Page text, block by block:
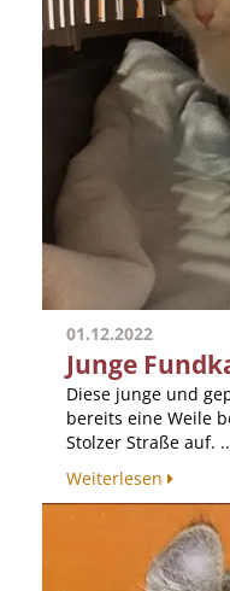
01.12.2022
Junge
Diese junge und
bereits eine Weile
Stolzer Straße auf.
Weiterlesen